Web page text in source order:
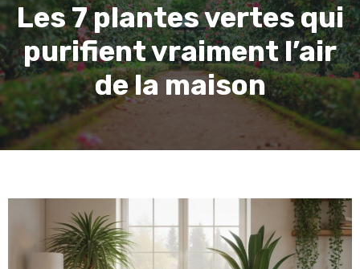
Les 7 plantes vertes qui
purifient vraiment l’air
de la maison